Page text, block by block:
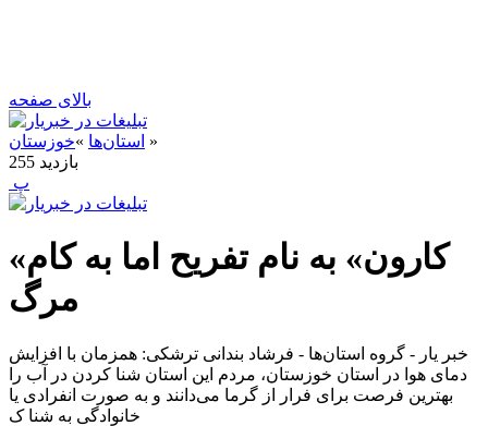
بالای صفحه
استان‌ها »خوزستان
»
255 بازدید
‍ پ
«کارون» به نام تفریح اما به کام
مرگ
خبر یار - گروه استان‌ها - فرشاد بندانی ترشکی: همزمان با افزایش
دمای هوا در استان خوزستان، مردم این استان شنا کردن در آب را
بهترین فرصت برای فرار از گرما می‌دانند و به صورت انفرادی یا
خانوادگی به شنا ک